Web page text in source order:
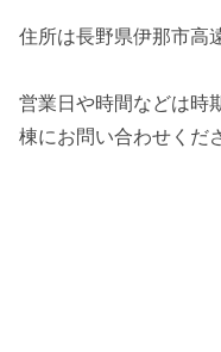
住所は長野県伊那市高
営業日や時間などは時
棟にお問い合わせくだ